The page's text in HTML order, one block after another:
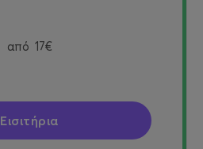
από 17€
Εισιτήρια